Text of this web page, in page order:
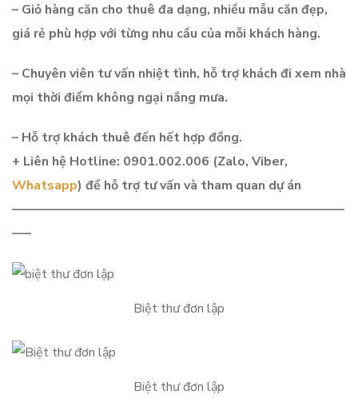
– Giỏ hàng căn cho thuê đa dạng, nhiều mẫu căn đẹp,
giá rẻ phù hợp với từng nhu cầu của mỗi khách hàng.
– Chuyên viên tư vấn nhiệt tình, hỗ trợ khách đi xem nhà
mọi thời điểm không ngại nắng mưa.
– Hỗ trợ khách thuê đến hết hợp đồng.
+ Liên hệ Hotline: 0901.002.006 (Zalo, Viber,
Whatsapp) để hỗ trợ tư vấn và tham quan dự án
——————————————————————————
—–
Biệt thư đơn lập
Biệt thư đơn lập